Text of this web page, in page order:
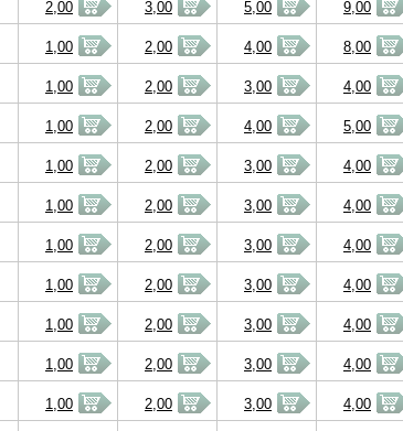
2,00 3,00 5,00 9,00
1,00 2,00 4,00 8,00
1,00 2,00 3,00 4,00
1,00 2,00 4,00 5,00
1,00 2,00 3,00 4,00
1,00 2,00 3,00 4,00
1,00 2,00 3,00 4,00
1,00 2,00 3,00 4,00
1,00 2,00 3,00 4,00
1,00 2,00 3,00 4,00
1,00 2,00 3,00 4,00